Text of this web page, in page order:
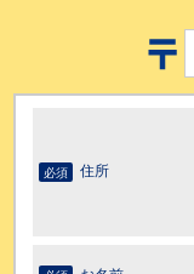
必須 住所